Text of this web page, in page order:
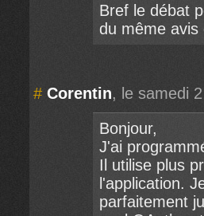
Bref le débat
du même avis
# Corentin, le samedi
Bonjour,
J'ai
Il utilise plus
l'application.
parfaitement